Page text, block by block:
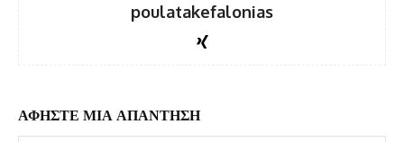
poulatakefalonias
ΑΦΗΣΤΕ ΜΙΑ ΑΠΑΝΤΗΣΗ